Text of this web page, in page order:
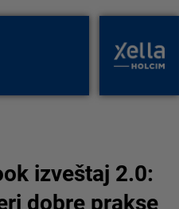
izveštaj 2.0:
dobre prakse